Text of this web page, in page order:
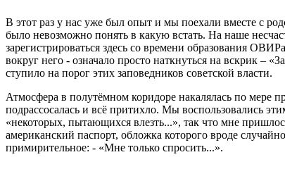
В этот раз у нас уже был опыт и мы поехали вместе с
было невозможно понять в какую встать. На наше
зарегистрироваться здесь со времени образования
вокруг него - означало просто наткнуться на вскрик –
ступило на порог этих заповедников советской власти.
Атмосфера в полутёмном коридоре накалялась по мере
подрассосалась и всё притихло. Мы воспользовались
«некоторых, пытающихся влезть...», так что мне
американский паспорт, обложка которого вроде
примирительное: - «Мне только спросить...».